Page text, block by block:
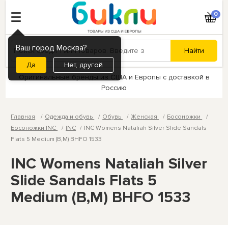
Ваш город Москва?
Нет, другой
0
Оригинальные бренды из США и Европы с доставкой в
Россию
Главная Одежда и обувь Обувь Женская
Босоножки
Босоножки INC
INC
INC Womens Nataliah Silver Slide Sandals
Flats 5 Medium (B,M) BHFO 1533
INC Womens Nataliah Silver
Slide Sandals Flats 5
Medium (B,M) BHFO 1533